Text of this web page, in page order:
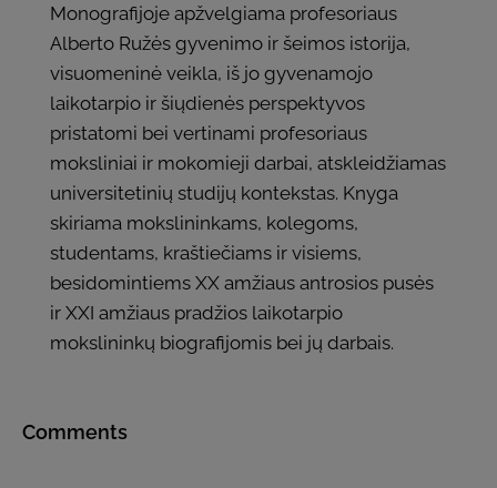
Monografijoje apžvelgiama profesoriaus
Alberto Ružės gyvenimo ir šeimos istorija,
visuomeninė veikla, iš jo gyvenamojo
laikotarpio ir šiųdienės perspektyvos
pristatomi bei vertinami profesoriaus
moksliniai ir mokomieji darbai, atskleidžiamas
universitetinių studijų kontekstas. Knyga
skiriama mokslininkams, kolegoms,
studentams, kraštiečiams ir visiems,
besidomintiems XX amžiaus antrosios pusės
ir XXI amžiaus pradžios laikotarpio
mokslininkų biografijomis bei jų darbais.
Comments